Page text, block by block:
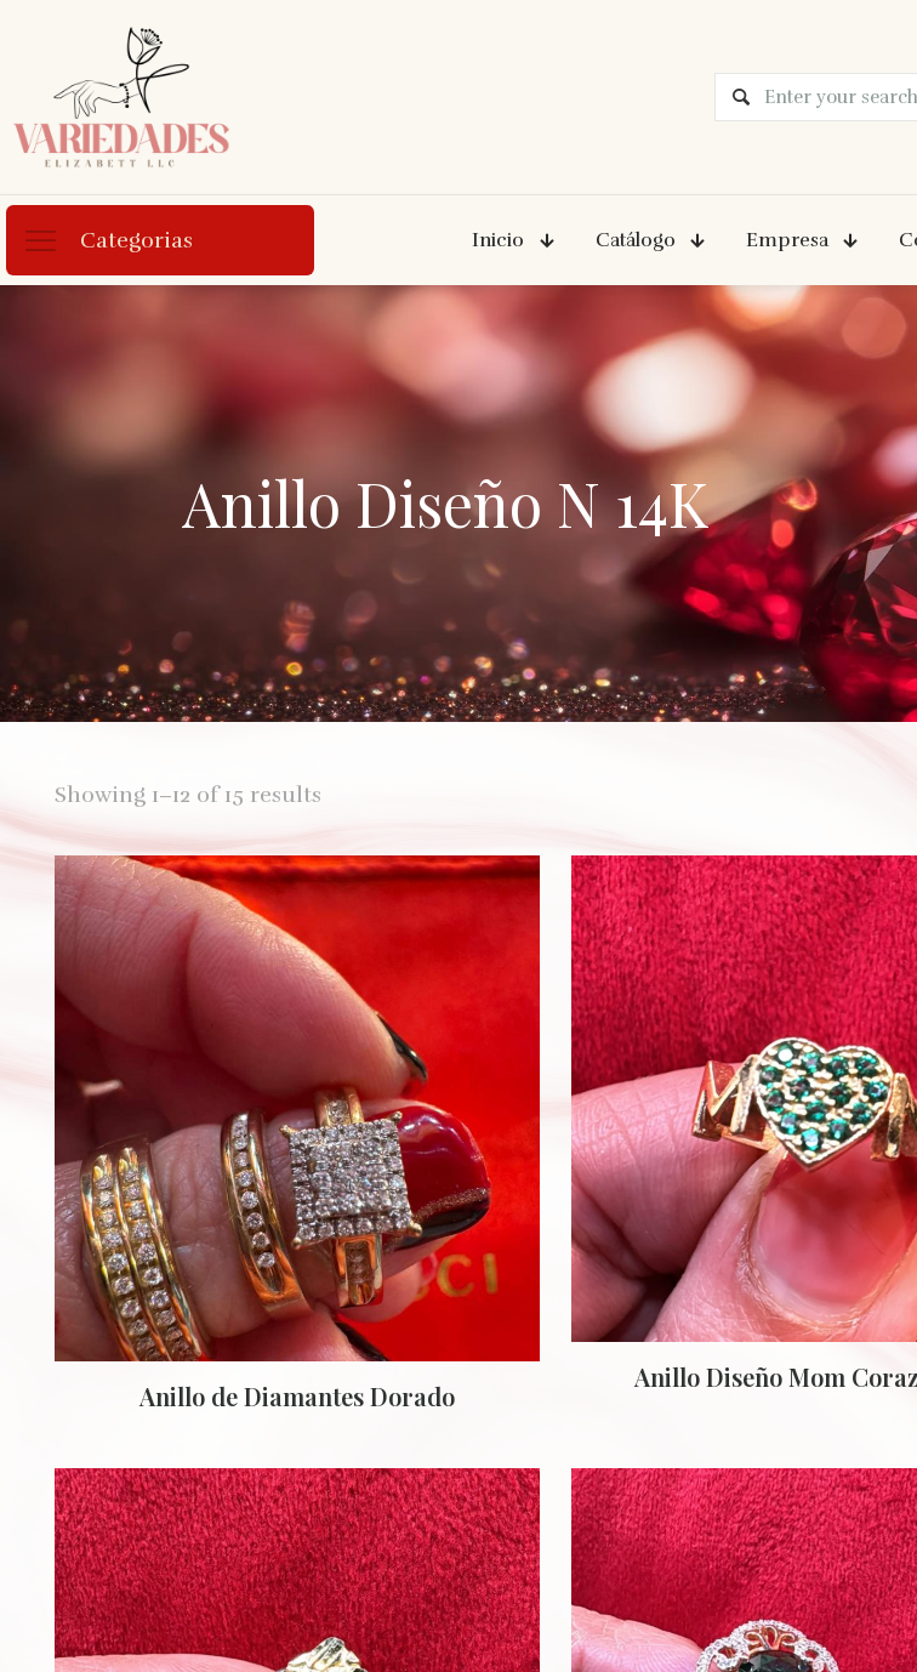
Categorias Inicio Catálogo Empresa
Anillo Diseño N 14K
Showing 1–12 of 15 results
Anillo de Diamantes Dorado
Anillo Diseño Mom